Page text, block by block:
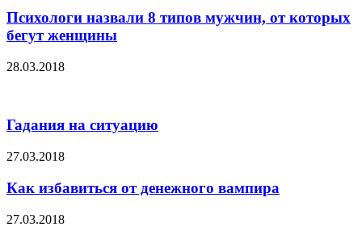
Психологи назвали 8 типов мужчин, от которых
бегут женщины
28.03.2018
Гадания на ситуацию
27.03.2018
Как избавиться от денежного вампира
27.03.2018